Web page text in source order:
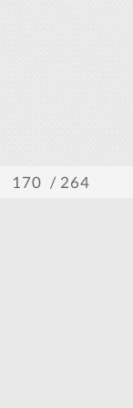
/ 264